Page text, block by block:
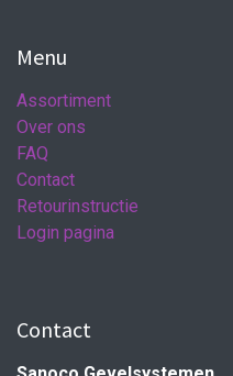
Menu
Assortiment
Over ons
FAQ
Contact
Retourinstructie
Login pagina
Contact